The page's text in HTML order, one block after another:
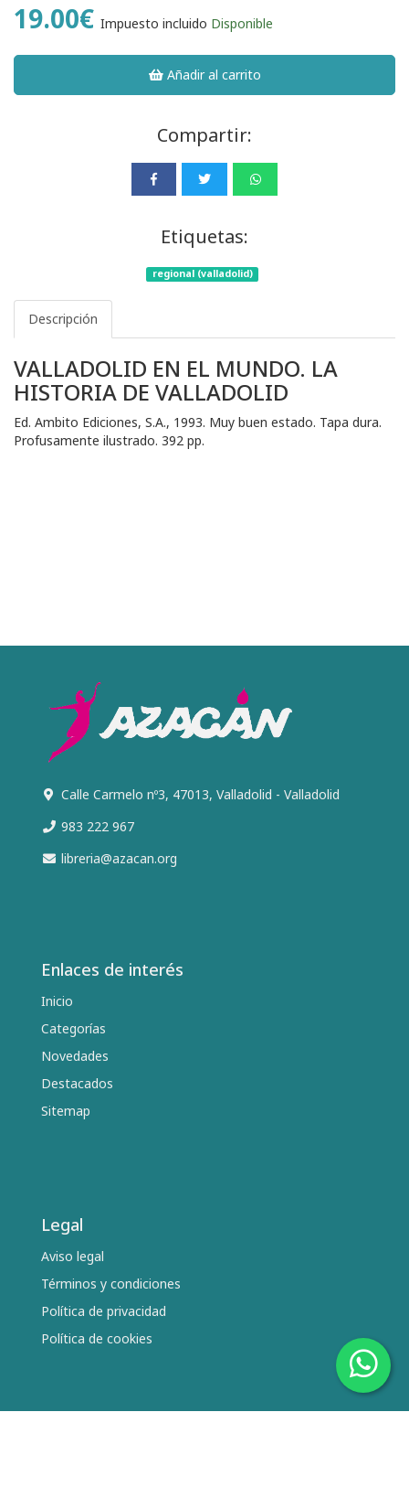
19.00€ Impuesto incluido Disponible
Añadir al carrito
Compartir:
Etiquetas:
regional (valladolid)
Descripción
VALLADOLID EN EL MUNDO. LA
HISTORIA DE VALLADOLID
Ed. Ambito Ediciones, S.A., 1993. Muy buen estado. Tapa dura.
Profusamente ilustrado. 392 pp.
Calle Carmelo nº3, 47013, Valladolid - Valladolid
983 222 967
libreria@azacan.org
Enlaces de interés
Inicio
Categorías
Novedades
Destacados
Sitemap
Legal
Aviso legal
Términos y condiciones
Política de privacidad
Política de cookies